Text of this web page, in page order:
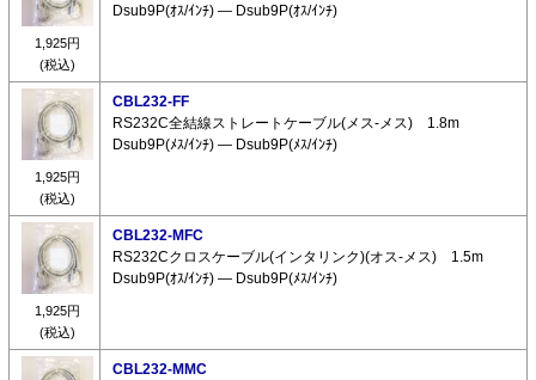
1,925円
(税込)
Dsub9P(ｵｽ/ｲﾝﾁ) ― Dsub9P(ｵｽ/ｲﾝﾁ)
1,925円
(税込)
CBL232-FF
RS232C全結線ストレートケーブル(メス-メス) 1.8m
Dsub9P(ﾒｽ/ｲﾝﾁ) ― Dsub9P(ﾒｽ/ｲﾝﾁ)
1,925円
(税込)
CBL232-MFC
RS232Cクロスケーブル(インタリンク)(オス-メス) 1.5m
Dsub9P(ｵｽ/ｲﾝﾁ) ― Dsub9P(ﾒｽ/ｲﾝﾁ)
CBL232-MMC